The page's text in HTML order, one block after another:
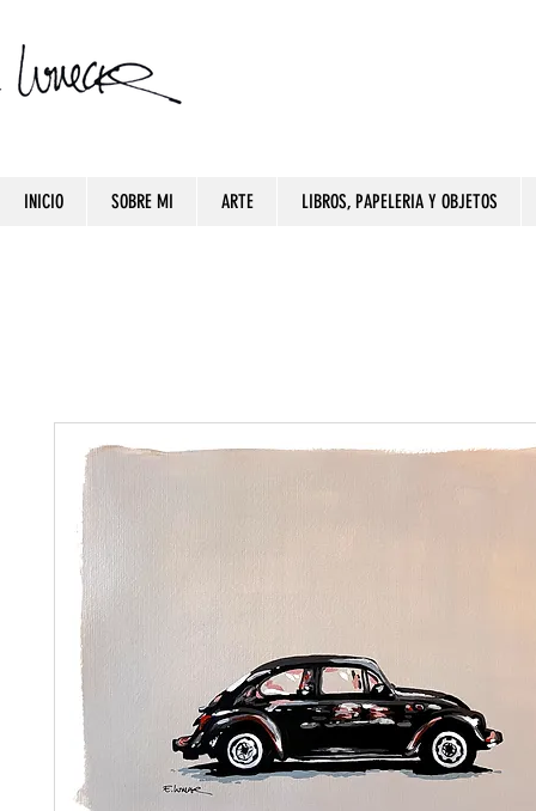
INICIO SOBRE MI ARTE LIBROS, PAPELERIA Y OBJETOS